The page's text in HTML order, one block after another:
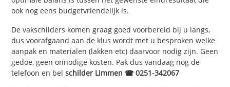
ook nog eens budgetvriendelijk is.
De vakschilders komen graag goed voorbereid bij u langs,
dus voorafgaand aan de klus wordt met u besproken welke
aanpak en materialen (lakken etc) daarvoor nodig zijn. Geen
gedoe, geen onnodige kosten. Pak dus vandaag nog de
telefoon en belschilder Limmen ☎ 0251-342067